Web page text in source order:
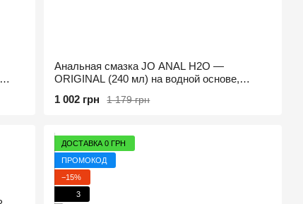
Анальная смазка JO ANAL H2O —
ORIGINAL (240 мл) на водной основе,
1 179 грн
1 002 грн
ДОСТАВКА 0 ГРН
ПРОМОКОД
−15%
3